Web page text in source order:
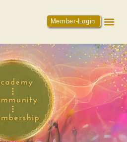
Member-Login